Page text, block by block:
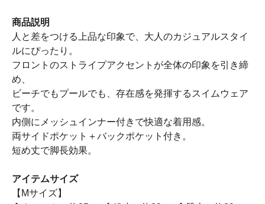
商品説明
人と差をつける上品な印象で、大人のカジュアルスタイ
ルにぴったり。
フロントのストライプアクセントが全体の印象を引き締
め、
ビーチでもプールでも、存在感を発揮するスイムウェア
です。
内側にメッシュインナー付きで快適な着用感。
両サイドポケット＋バックポケット付き。
短め丈で脚長効果。
アイテムサイズ
【Mサイズ】